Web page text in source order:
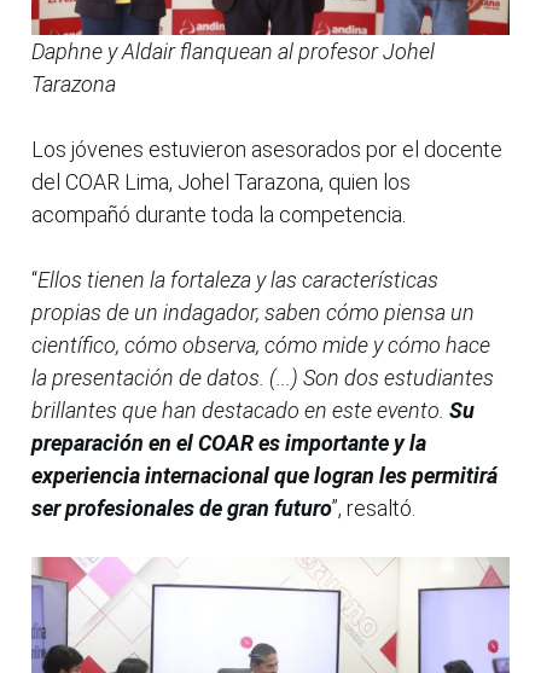
Daphne y Aldair flanquean al profesor Johel
Tarazona
Los jóvenes estuvieron asesorados por el docente
del COAR Lima, Johel Tarazona, quien los
acompañó durante toda la competencia.
“Ellos tienen la fortaleza y las características
propias de un indagador, saben cómo piensa un
científico, cómo observa, cómo mide y cómo hace
la presentación de datos. (...) Son dos estudiantes
brillantes que han destacado en este evento. Su
preparación en el COAR es importante y la
experiencia internacional que logran les permitirá
ser profesionales de gran futuro”, resaltó.